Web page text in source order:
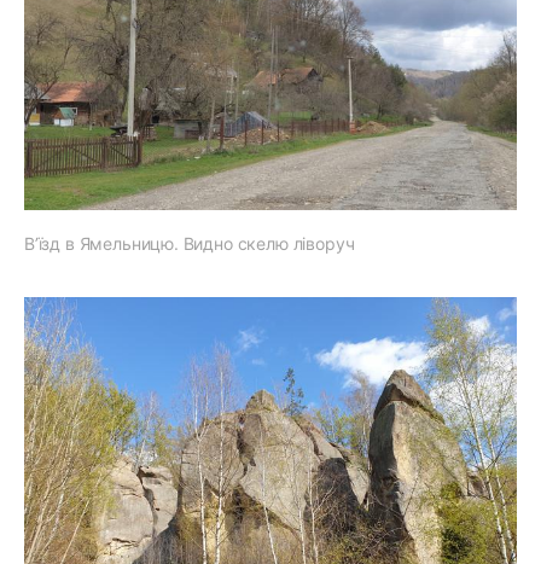
В’їзд в Ямельницю. Видно скелю ліворуч